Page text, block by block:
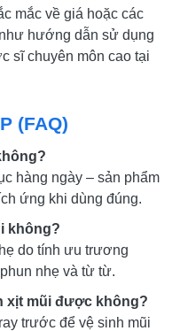
mắc về giá hoặc các
hướng dẫn sử dụng
sĩ chuyên môn cao tại
(FAQ)
hàng ngày – sản phẩm
ứng khi dùng đúng.
không?
do tính ưu trương
nhẹ và từ từ.
xịt mũi được không?
trước để vệ sinh mũi